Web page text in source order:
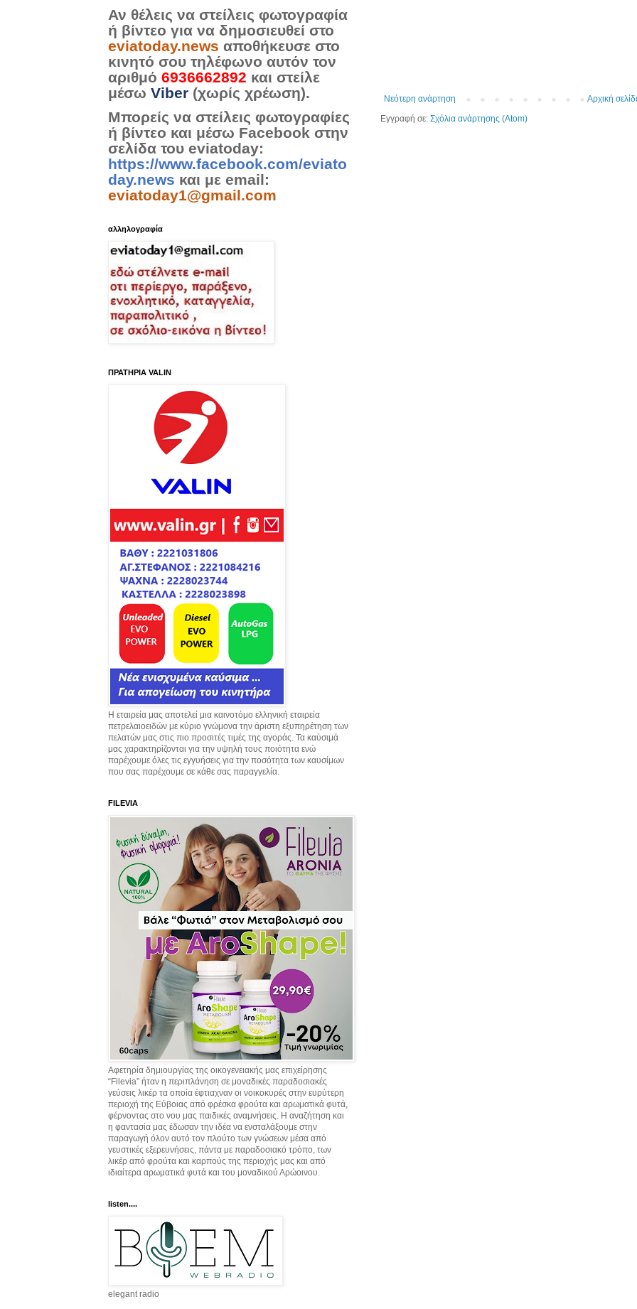
Νεότερη ανάρτηση
Αρχική
Εγγραφή σε: Σχόλια ανάρτησης (Atom)
Αν θέλεις να στείλεις φωτογραφία
ή βίντεο για να δημοσιευθεί στο
eviatoday.news αποθήκευσε στο
κινητό σου τηλέφωνο αυτόν τον
αριθμό 6936662892 και στείλε
μέσω Viber (χωρίς χρέωση).
Μπορείς να στείλεις φωτογραφίες
ή βίντεο και μέσω Facebook στην
σελίδα του eviatoday:
https://www.facebook.com/eviato
day.news και με email:
eviatoday1@gmail.com
αλληλογραφία
ΠΡΑΤΗΡΙΑ VALIN
Η εταιρεία μας αποτελεί μια καινοτόμο ελληνική εταιρεία
πετρελαιοειδών με κύριο γνώμονα την άριστη εξυπηρέτηση των
πελατών μας στις πιο προσιτές τιμές της αγοράς. Τα καύσιμά
μας χαρακτηρίζονται για την υψηλή τους ποιότητα ενώ
παρέχουμε όλες τις εγγυήσεις για την ποσότητα των καυσίμων
που σας παρέχουμε σε κάθε σας παραγγελία.
FILEVIA
Αφετηρία δημιουργίας της οικογενειακής μας επιχείρησης
“Filevia” ήταν η περιπλάνηση σε μοναδικές παραδοσιακές
γεύσεις λικέρ τα οποία έφτιαχναν οι νοικοκυρές στην ευρύτερη
περιοχή της Εύβοιας από φρέσκα φρούτα και αρωματικά φυτά,
φέρνοντας στο νου μας παιδικές αναμνήσεις. Η αναζήτηση και
η φαντασία μας έδωσαν την ιδέα να ενσταλάξουμε στην
παραγωγή όλον αυτό τον πλούτο των γνώσεων μέσα από
γευστικές εξερευνήσεις, πάντα με παραδοσιακό τρόπο, των
λικέρ από φρούτα και καρπούς της περιοχής μας και από
ιδιαίτερα αρωματικά φυτά και του μοναδικού Αρώοινου.
listen....
elegant radio